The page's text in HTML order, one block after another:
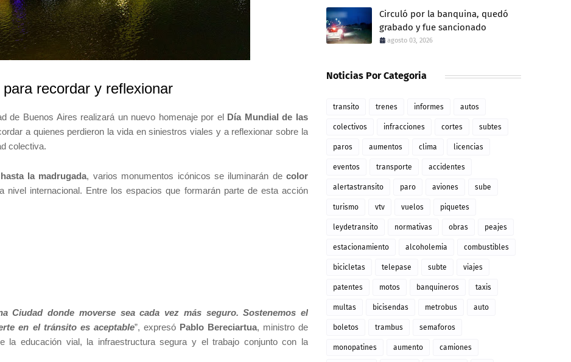
recordar y reflexionar
de Buenos Aires realizará un nuevo homenaje por el Día Mundial de las
a quienes perdieron la vida en siniestros viales y a reflexionar sobre la
colectiva.
la madrugada, varios monumentos icónicos se iluminarán decolor
nivel internacional. Entre los espacios que formarán parte de esta acción
Ciudad donde moverse sea cada vez más seguro. Sostenemos el
en el tránsito es aceptable”, expresó Pablo Bereciartua, ministro de
la educación vial, la infraestructura segura y el trabajo conjunto con la
Circuló por la banquina, quedó
grabado y fue sancionado
agosto 03, 2026
Noticias Por Categoria
transito trenes informes autos
colectivos infracciones cortes subtes
paros aumentos clima licencias
eventos transporte accidentes
alertastransito paro aviones sube
turismo vtv vuelos piquetes
leydetransito normativas obras peajes
estacionamiento alcoholemia combustibles
bicicletas telepase subte viajes
patentes motos banquineros taxis
multas bicisendas metrobus auto
boletos trambus semaforos
monopatines aumento camiones